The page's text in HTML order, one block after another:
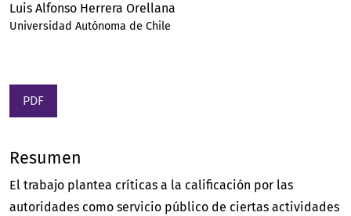
Luis Alfonso Herrera Orellana
Universidad Autónoma de Chile
PDF
Resumen
El trabajo plantea críticas a la calificación por las
autoridades como servicio público de ciertas actividades